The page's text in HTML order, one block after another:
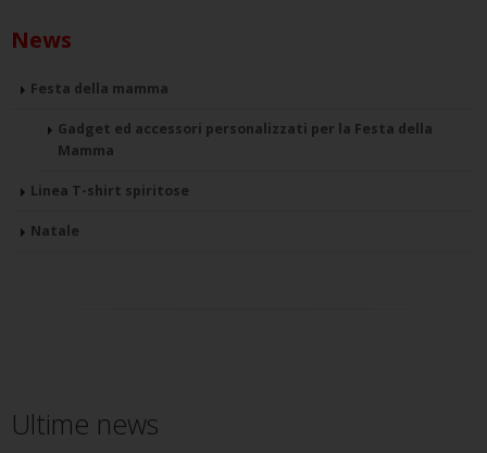
News
Festa della mamma
Gadget ed accessori personalizzati per la Festa della
Mamma
Linea T-shirt spiritose
Natale
Ultime news